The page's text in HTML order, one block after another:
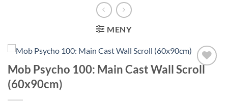
MENY
Legg til i
Mob Psycho 100: Main Cast Wall Scroll
(60x90cm)